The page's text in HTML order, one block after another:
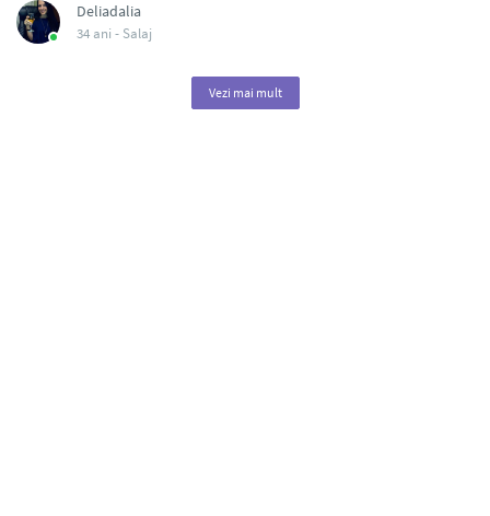
Deliadalia
34 ani - Salaj
Vezi mai mult